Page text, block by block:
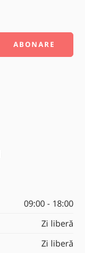
09:00 - 18:00
Zi liberă
Zi liberă